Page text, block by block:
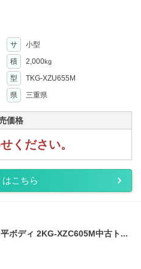
サ
小型
積 2,000kg
型
TKG-XZU655M
県 三重県
価格
ください。
こちら
ボディ 2KG-XZC605M中古ト...